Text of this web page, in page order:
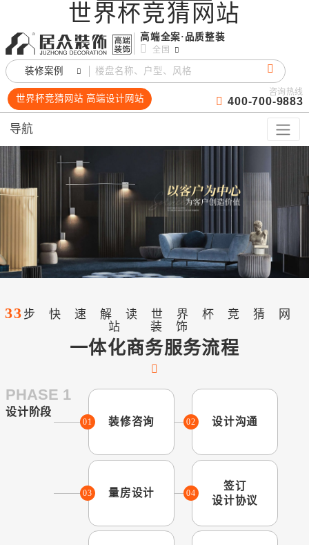
世界杯竞猜网站
高端全案·品质整装
全国
装修案例
世界杯竞猜网站 高端设计网站
咨询热线
400-700-9883
导航
33 步快速解读世界杯竞猜网
站 装饰
一体化商务服务流程
PHASE 1
设计阶段
01 装修咨询 02 设计沟通
03 量房设计 04
签订
设计协议